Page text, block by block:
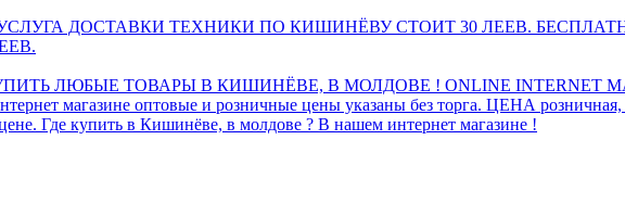
ДОСТАВКИ ТЕХНИКИ ПО КИШИНЁВУ СТОИТ 30 ЛЕЕВ.
ЛЮБЫЕ ТОВАРЫ В КИШИНЁВЕ, В МОЛДОВЕ ! ONLINE INTERNET
магазине оптовые и розничные цены указаны без торга. ЦЕНА
Где купить в Кишинёве, в молдове ? В нашем интернет магазине !